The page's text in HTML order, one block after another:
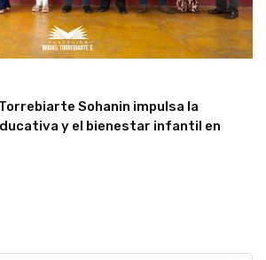
Sohanin impulsa la
y el bienestar infantil en